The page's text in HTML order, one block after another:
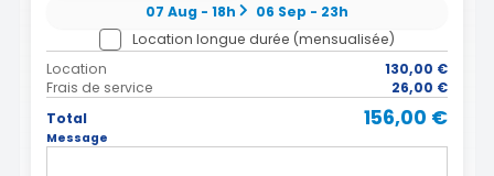
07 Aug - 18h
06 Sep - 23h
Location longue durée (mensualisée)
Location
130,00 €
Frais de service
26,00 €
Total
156,00 €
Message